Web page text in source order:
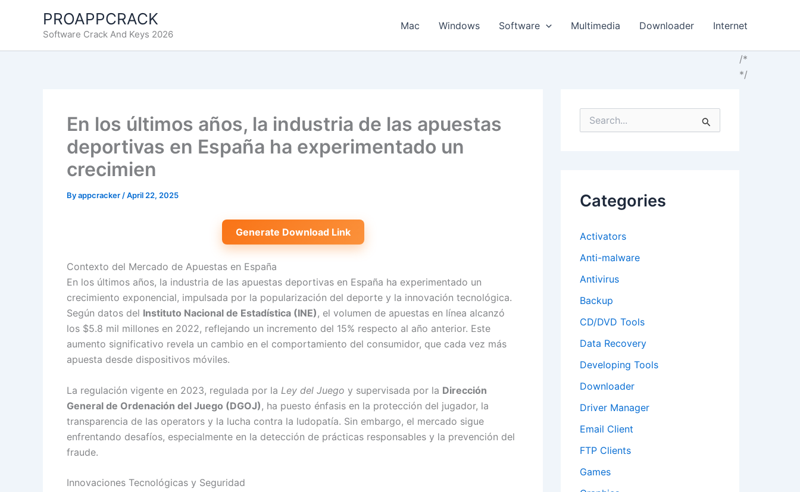
PROAPPCRACK
Software Crack And Keys 2026
Mac Windows Software Multimedia Downloader Internet
En los últimos años, la industria de las apuestas
deportivas en España ha experimentado un
crecimien
Byappcracker /April 22, 2025
Generate Download Link
Contexto del Mercado de Apuestas en España
En los últimos años, la industria de las apuestas deportivas en España ha experimentado un
crecimiento exponencial, impulsada por la popularización del deporte y la innovación tecnológica.
Según datos del Instituto Nacional de Estadística (INE), el volumen de apuestas en línea alcanzó
los $5.8 mil millones en 2022, reflejando un incremento del 15% respecto al año anterior. Este
aumento significativo revela un cambio en el comportamiento del consumidor, que cada vez más
apuesta desde dispositivos móviles.
La regulación vigente en 2023, regulada por la Ley del Juego y supervisada por la Dirección
General de Ordenación del Juego (DGOJ) , ha puesto énfasis en la protección del jugador, la
transparencia de las operators y la lucha contra la ludopatía. Sin embargo, el mercado sigue
enfrentando desafíos, especialmente en la detección de prácticas responsables y la prevención del
fraude.
Innovaciones Tecnológicas y Seguridad
o
r
Categories
Activators
Anti-malware
Antivirus
Backup
CD/DVD Tools
Data Recovery
Developing Tools
Downloader
Driver Manager
Email Client
FTP Clients
Games
/*
*/